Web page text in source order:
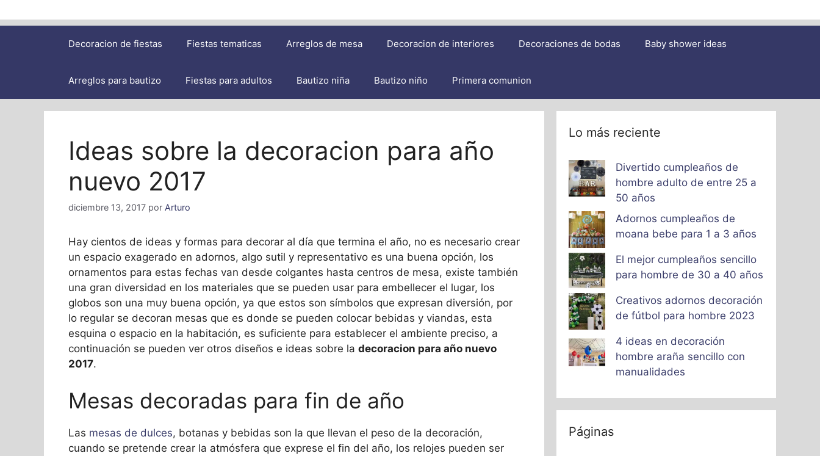
Decoracion de fiestas Fiestas tematicas Arreglos de mesa Decoracion de interiores Decoraciones de bodas Baby shower ideas
Arreglos para bautizo Fiestas para adultos Bautizo niña Bautizo niño Primera comunion
Ideas sobre la decoracion para año
nuevo 2017
diciembre 13, 2017 por Arturo
Hay cientos de ideas y formas para decorar al día que termina el año, no es necesario crear
un espacio exagerado en adornos, algo sutil y representativo es una buena opción, los
ornamentos para estas fechas van desde colgantes hasta centros de mesa, existe también
una gran diversidad en los materiales que se pueden usar para embellecer el lugar, los
globos son una muy buena opción, ya que estos son símbolos que expresan diversión, por
lo regular se decoran mesas que es donde se pueden colocar bebidas y viandas, esta
esquina o espacio en la habitación, es suficiente para establecer el ambiente preciso, a
continuación se pueden ver otros diseños e ideas sobre la decoracion para año nuevo
2017.
Mesas decoradas para fin de año
Las mesas de dulces, botanas y bebidas son la que llevan el peso de la decoración,
cuando se pretende crear la atmósfera que exprese el fin del año, los relojes pueden ser
Lo más reciente
Divertido cumpleaños de
hombre adulto de entre 25 a
50 años
Adornos cumpleaños de
moana bebe para 1 a 3 años
El mejor cumpleaños sencillo
para hombre de 30 a 40 años
Creativos adornos decoración
de fútbol para hombre 2023
4 ideas en decoración
hombre araña sencillo con
manualidades
Páginas